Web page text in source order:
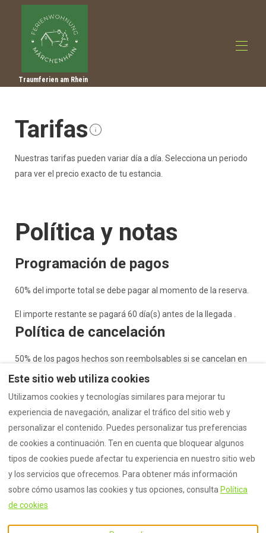
Traumferien am Rhein
Calendario de ocupación
Reseñas
Tarifas
Nuestras tarifas pueden variar día a día. Selecciona un periodo
para ver el precio exacto de tu estancia.
Política y notas
Programación de pagos
60% del importe total se debe pagar al momento de la reserva.
El importe restante se pagará 60 día(s) antes de la llegada .
Política de cancelación
50% de los pagos hechos son reembolsables si se cancelan en
60 día(s) antes de la llegada o antes.
0% reembolsable si es cancelada después.
Fianza
Este sitio web utiliza cookies
Utilizamos cookies y tecnologías similares para mejorar tu
experiencia de navegación, analizar el tráfico del sitio web y
personalizar el contenido. Puedes personalizar tus preferencias
de cookies a continuación. Ten en cuenta que bloquear algunos
tipos de cookies puede afectar tu experiencia en nuestro sitio web
y los servicios que ofrecemos. Para obtener más información
sobre cómo usamos las cookies y tus opciones, consulta Política
de cookies